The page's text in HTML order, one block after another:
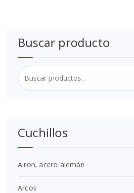
Buscar producto
Buscar
por:
Cuchillos
Airon, acero alemán
Arcos